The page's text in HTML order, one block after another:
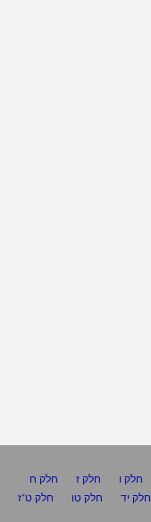
חלק ו חלק ז
חלק ח
חלק יד חלק טו
חלק ט"ז